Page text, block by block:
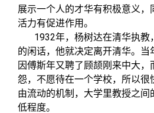
终身学习
信息化服务
三创大赛
校友总会
总会简介
会长致辞
关闭
展示一个人的才华有积极意义，
活力有促进作用。
1932年，杨树达在清华执教
的闲话，他就决定离开清华。当
因傅斯年又聘了顾颉刚来中大，
怨，不愿待在一个学校，所以很
由流动的机制，大学里教授之间
低程度。